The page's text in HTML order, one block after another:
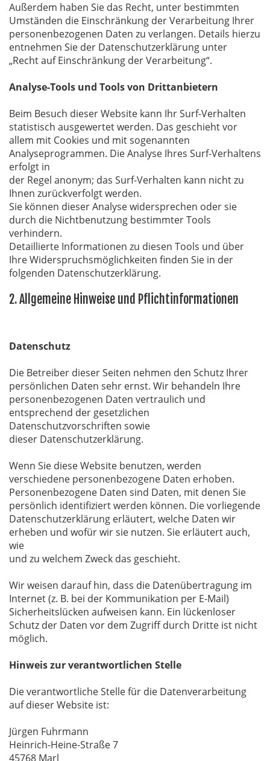
Außerdem haben Sie das Recht, unter bestimmten
Umständen die Einschränkung der Verarbeitung Ihrer
personenbezogenen Daten zu verlangen. Details hierzu
entnehmen Sie der Datenschutzerklärung unter
„Recht auf Einschränkung der Verarbeitung“.
Analyse-Tools und Tools von Drittanbietern
Beim Besuch dieser Website kann Ihr Surf-Verhalten
statistisch ausgewertet werden. Das geschieht vor
allem mit Cookies und mit sogenannten
Analyseprogrammen. Die Analyse Ihres Surf-Verhaltens
erfolgt in
der Regel anonym; das Surf-Verhalten kann nicht zu
Ihnen zurückverfolgt werden.
Sie können dieser Analyse widersprechen oder sie
durch die Nichtbenutzung bestimmter Tools
verhindern.
Detaillierte Informationen zu diesen Tools und über
Ihre Widerspruchsmöglichkeiten finden Sie in der
folgenden Datenschutzerklärung.
2. Allgemeine Hinweise und Pflichtinformationen
Datenschutz
Die Betreiber dieser Seiten nehmen den Schutz Ihrer
persönlichen Daten sehr ernst. Wir behandeln Ihre
personenbezogenen Daten vertraulich und
entsprechend der gesetzlichen
Datenschutzvorschriften sowie
dieser Datenschutzerklärung.
Wenn Sie diese Website benutzen, werden
verschiedene personenbezogene Daten erhoben.
Personenbezogene Daten sind Daten, mit denen Sie
persönlich identifiziert werden können. Die vorliegende
Datenschutzerklärung erläutert, welche Daten wir
erheben und wofür wir sie nutzen. Sie erläutert auch,
wie
und zu welchem Zweck das geschieht.
Wir weisen darauf hin, dass die Datenübertragung im
Internet (z. B. bei der Kommunikation per E-Mail)
Sicherheitslücken aufweisen kann. Ein lückenloser
Schutz der Daten vor dem Zugriff durch Dritte ist nicht
möglich.
Hinweis zur verantwortlichen Stelle
Die verantwortliche Stelle für die Datenverarbeitung
auf dieser Website ist:
Jürgen Fuhrmann
Heinrich-Heine-Straße 7
45768 Marl